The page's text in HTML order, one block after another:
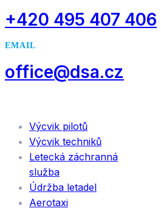
+420 495 407 406
EMAIL
office@dsa.cz
Výcvik pilotů
Výcvik techniků
Letecká záchranná
služba
Údržba letadel
Aerotaxi